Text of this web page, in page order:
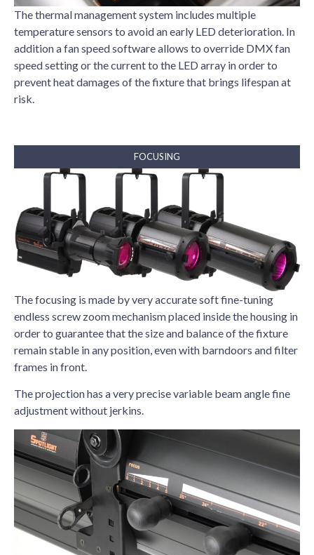
The thermal management system includes multiple
temperature sensors to avoid an early LED deterioration. In
addition a fan speed software allows to override DMX fan
speed setting or the current to the LED array in order to
prevent heat damages of the fixture that brings lifespan at
risk.
FOCUSING
The focusing is made by very accurate soft fine-tuning
endless screw zoom mechanism placed inside the housing in
order to guarantee that the size and balance of the fixture
remain stable in any position, even with barndoors and filter
frames in front.
The projection has a very precise variable beam angle fine
adjustment without jerkins.